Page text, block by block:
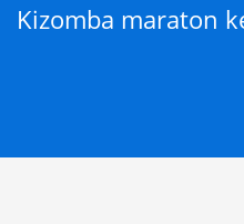
Kizomba maraton